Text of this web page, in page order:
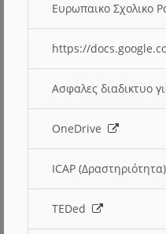
Ευρωπαικο Σχολικο
https://
Ασφαλες διαδικτυο
OneDrive
ICAP
TEDed